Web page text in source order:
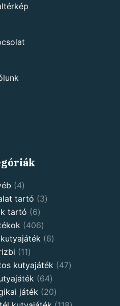
4
tartó
3
tartó
6
406
6
11
kutyajáték
47
64
játék
20